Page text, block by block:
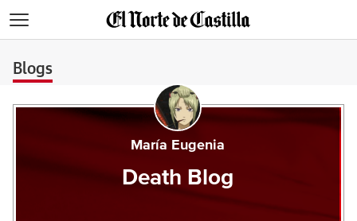
Blogs
María Eugenia
Death Blog